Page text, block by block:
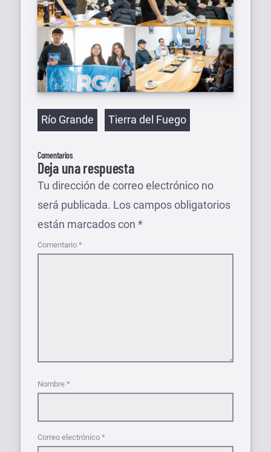
Etiquetas
Río Grande Tierra del Fuego
Comentarios
Deja una respuesta
Tu dirección de correo electrónico no
será publicada. Los campos obligatorios
están marcados con *
Comentario *
Nombre *
Correo electrónico *